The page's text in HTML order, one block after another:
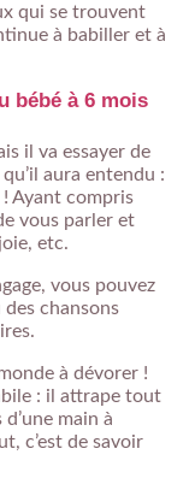
qui se trouvent
à babiller et à
bébé à 6 mois
il va essayer de
aura entendu :
! Ayant compris
vous parler et
etc.
vous pouvez
chansons
à dévorer !
: il attrape tout
main à
c’est de savoir